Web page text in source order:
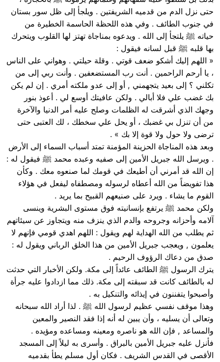
حتى نزل الدم من قدميه الشريفتين . ويلجأ إلى ظل سور بستان
في جنوب الطائف . وفي هذه اللحظة الحاسمة الخطيرة من
حياته ﷺ يلتجأ إلى الله . ويدعوه بمناجاة تهتز لها القلوب ويتحرك
بها قلبه ﷺ قبل لسانه فيقول :
« اللهم إليك أشكو ضعف قوتي . وقلة حيلتي . وهواني على الناس
، يا أرحم الراحمين . أنت رب المستضعفين . وأنت ربي إلى من
تكلني ؟ إلى بعيد يتجهمني , أو إلى عدو ملكته أمري . إن لم يكن
بك غضب علي فلا أبالي . ولكن عافيتك أوسع لي . أعوذ بنور
وجهك الذي أشرقت له الظلمات وصلح عليه أمر الدنيا والآخرة
من أن تنزل بي غضبك ، أو يحل علي سخطك ، لك العتبى حتى
ترضى ولا حول ولا قوة إلا بك » .
وبعد هذه المناجاة الحزينة المؤمنة تمتد أسباب السماء إلى الأرض
. ويرسل الله جبريل الأمين إلى صفيه وعبده محمد ﷺ فيقول له :
إن الله قد أمرني أن أطيعك في قومك لما صنعوه معك . وكأن
هذا تفويضاً من الله أعطاه لرسوله ومصطفاه ليفعل في هؤلاء
القوم ما يشاء . ويرد على صنيعهم القبيح بما يريد .
ولكن محمد ﷺ يرتفع بإنسانيته فوق مستوى البشرية وينسى
آلامه وأحزانه وجروحه والدم الذي ينزف منه ويتجاوز عن سيئاتهم
ثم يطلب من الله الهداية لهم ويقول : اللهم اهدي قومي فإنهم لا
يعلمون , ويعجب جبريل الأمين من هذا الخلق الرباني ويقول له :
صدق من دعاك الرؤوف الرحيم .
يترك الرسول ﷺ الطائف عائداً إلى مكة. ولكن الأخبار التي حدثت
له بالطائف كانت قد سبقته إلى مكة. ذلك مما ازدادوا عليه جرأة
وأصبحوا يتفننون في إيذائه والتنكيل به .
وهذا موقف نفسي عظيم لرسول الله ﷺ . لذا أراد الله سبحانه
وتعالى أن يسليه ، وأن يبين له أنه إذا فقد النصير والمعين
والمساعد , فإن الله هو ناصره ومعينه ومساعده ومؤيده .
فأنزل عليه جبريل الأمين بالبراق . وأسرى به ليلاً إلى المسجد
الأقصى في القدس الشريف . فكان أول مسلم يطأ بقدميه